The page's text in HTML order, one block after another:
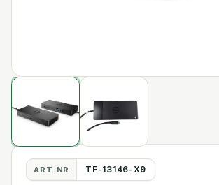
ART.NR TF-13146-X9